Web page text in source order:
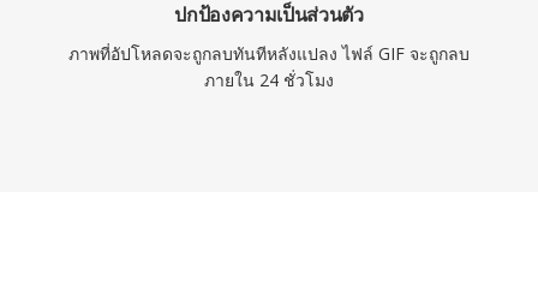
ปกป้องความเป็นส่วนตัว
ภาพที่อัปโหลดจะถูกลบทันทีหลังแปลง ไฟล์ GIF จะถูกลบ
ภายใน 24 ชั่วโมง